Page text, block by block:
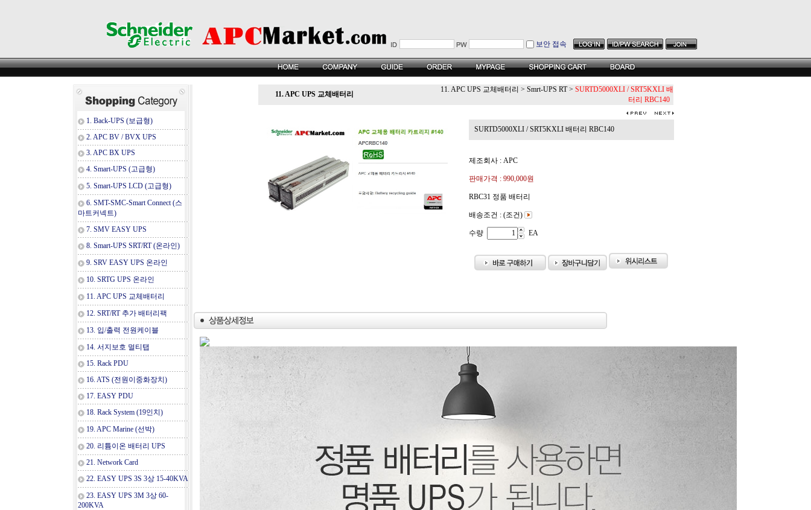
보안 접속
1. Back-UPS (보급형)
2. APC BV / BVX UPS
3. APC BX UPS
4. Smart-UPS (고급형)
5. Smart-UPS LCD (고급형)
6. SMT-SMC-Smart Connect (스
마트커넥트)
7. SMV EASY UPS
8. Smart-UPS SRT/RT (온라인)
9. SRV EASY UPS 온라인
10. SRTG UPS 온라인
11. APC UPS 교체배터리
12. SRT/RT 추가 배터리팩
13. 입/출력 전원케이블
14. 서지보호 멀티탭
15. Rack PDU
16. ATS (전원이중화장치)
17. EASY PDU
18. Rack System (19인치)
19. APC Marine (선박)
20. 리튬이온 배터리 UPS
21. Network Card
22. EASY UPS 3S 3상 15-40KVA
23. EASY UPS 3M 3상 60-
200KVA
11. APC UPS 교체배터리
11. APC UPS 교체배터리 > Smrt-UPS RT > SURTD5000XLI / SRT5KXLI 배
터리 RBC140
SURTD5000XLI / SRT5KXLI 배터리 RBC140
제조회사 : APC
판매가격 : 990,000원
RBC31 정품 배터리
배송조건 : (조건)
수량 EA